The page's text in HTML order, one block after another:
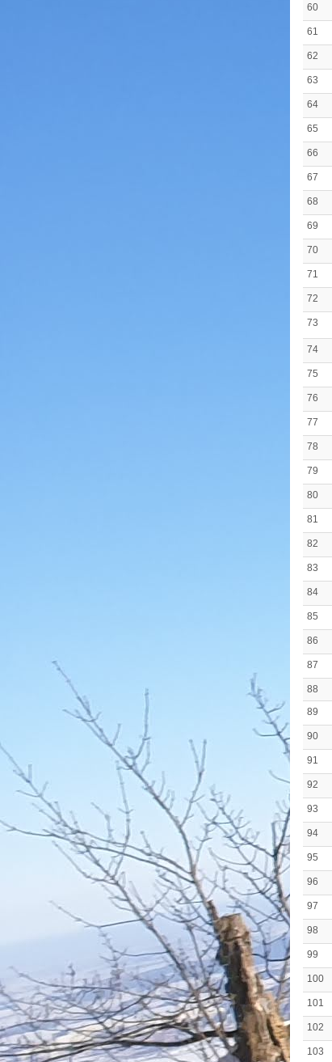
60
61
62
63
64
65
66
67
68
69
70
71
72
73
74
75
76
77
78
79
80
81
82
83
84
85
86
87
88
89
90
91
92
93
94
95
96
97
98
99
100
101
102
103